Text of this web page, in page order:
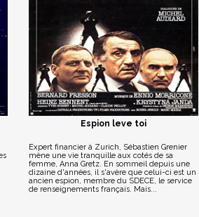
Espion leve toi
Expert financier à Zurich, Sébastien Grenier
mène une vie tranquille aux cotés de sa
femme, Anna Gretz. En sommeil depuis une
dizaine d'années, il s'avère que celui-ci est un
ancien espion, membre du SDECE, le service
de renseignements français. Mais...